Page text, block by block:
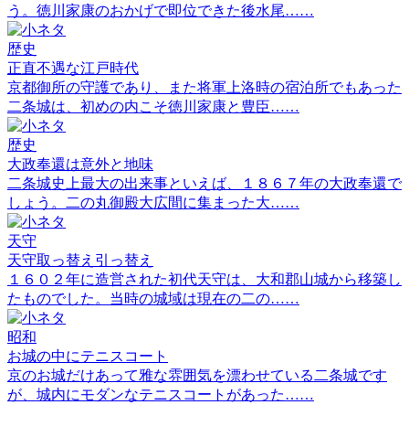
う。徳川家康のおかげで即位できた後水尾……
歴史
正直不遇な江戸時代
京都御所の守護であり、また将軍上洛時の宿泊所でもあった
二条城は、初めの内こそ徳川家康と豊臣……
歴史
大政奉還は意外と地味
二条城史上最大の出来事といえば、１８６７年の大政奉還で
しょう。二の丸御殿大広間に集まった大……
天守
天守取っ替え引っ替え
１６０２年に造営された初代天守は、大和郡山城から移築し
たものでした。当時の城域は現在の二の……
昭和
お城の中にテニスコート
京のお城だけあって雅な雰囲気を漂わせている二条城です
が、城内にモダンなテニスコートがあった……